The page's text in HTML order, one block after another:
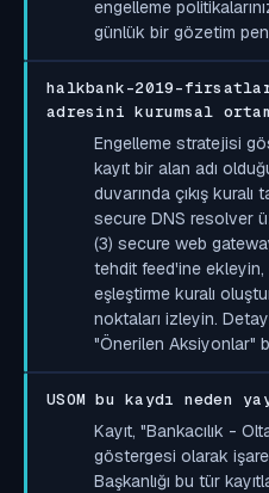
engelleme
günlük bir gözetim
halkbank-2019-
adresini kurumsal
Engelleme stratejisi
kayıt bir alan adı
duvarında çıkış kuralı
secure DNS resolver
(3) secure web
tehdit feed'ine ekleyin,
eşleştirme kuralı
noktaları izleyin.
"Önerilen Aksiyonlar"
USOM bu kaydı neden
Kayıt, "Bankacılık -
göstergesi olarak
Başkanlığı bu tür